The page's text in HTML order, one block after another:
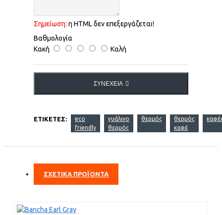
Σημείωση: η HTML δεν επεξεργάζεται!
Βαθμολογία
Κακή
Καλή
ΣΥΝΈΧΕΙΑ
ΕΤΙΚΈΤΕΣ:
eco
friendly
γυάλινο
θερμός
θερμός
θερμός
καφέ
ΣΧΕΤΙΚΑ ΠΡΟΪΟΝΤΑ